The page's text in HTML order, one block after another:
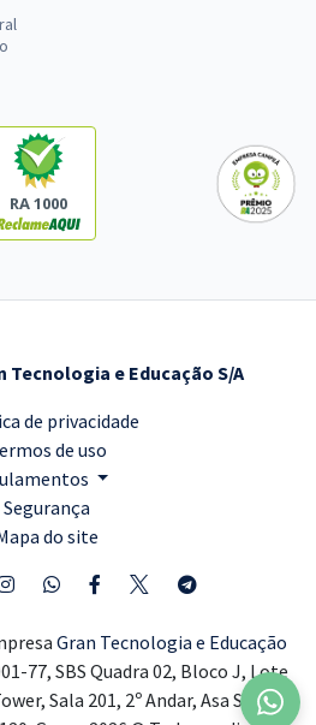
RA 1000
Tecnologia e Educação S/A
de privacidade
de uso
Segurança
do site
Gran Tecnologia e Educação
77, SBS Quadra 02, Bloco J, Lote
Sala 201, 2º Andar, Asa Sul,